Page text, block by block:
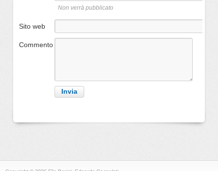
Non verrà pubblicato
Sito web
Commento